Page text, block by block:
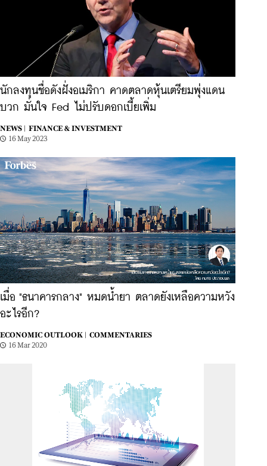
นักลงทุนชื่อดังฝั่งอเมริกา คาดตลาดหุ้นเตรียมพุ่งแดน
บวก มั่นใจ Fed ไม่ปรับดอกเบี้ยเพิ่ม
NEWS |
FINANCE & INVESTMENT
16 May 2023
เมื่อ "ธนาคารกลาง" หมดน้ำยา ตลาดยังเหลือความหวัง
อะไรอีก?
ECONOMIC OUTLOOK |
COMMENTARIES
16 Mar 2020